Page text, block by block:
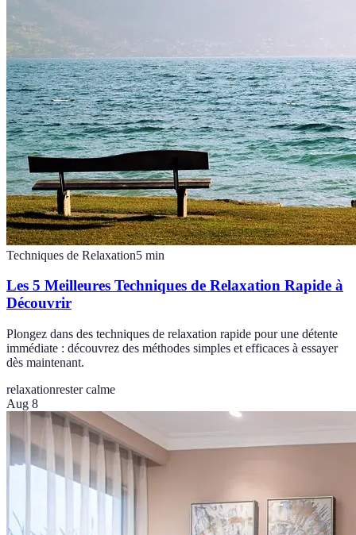
Techniques de Relaxation5 min
Les 5 Meilleures Techniques de Relaxation Rapide à
Découvrir
Plongez dans des techniques de relaxation rapide pour une détente
immédiate : découvrez des méthodes simples et efficaces à essayer
dès maintenant.
relaxationrester calme
Aug 8